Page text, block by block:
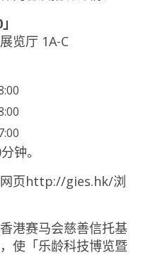
览厅 1A-C
钟。
页http://gies.hk/浏
港赛马会慈善信托基
使「乐龄科技博览暨